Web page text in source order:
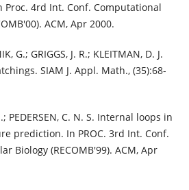
4rd Int. Conf. Computational
ACM, Apr 2000.
G.; GRIGGS, J. R.; KLEITMAN, D. J.
SIAM J. Appl. Math., (35):68-
PEDERSEN, C. N. S. Internal loops in
prediction. In PROC. 3rd Int. Conf.
Biology (RECOMB'99). ACM, Apr